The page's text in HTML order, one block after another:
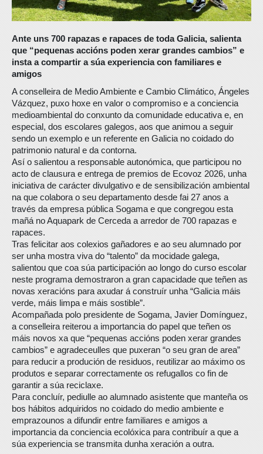
Ante uns 700 rapazas e rapaces de toda Galicia, salienta
que “pequenas accións poden xerar grandes cambios” e
insta a compartir a súa experiencia con familiares e
amigos
A conselleira de Medio Ambiente e Cambio Climático, Ángeles
Vázquez, puxo hoxe en valor o compromiso e a conciencia
medioambiental do conxunto da comunidade educativa e, en
especial, dos escolares galegos, aos que animou a seguir
sendo un exemplo e un referente en Galicia no coidado do
patrimonio natural e da contorna.
Así o salientou a responsable autonómica, que participou no
acto de clausura e entrega de premios de Ecovoz 2026, unha
iniciativa de carácter divulgativo e de sensibilización ambiental
na que colabora o seu departamento desde fai 27 anos a
través da empresa pública Sogama e que congregou esta
mañá no Aquapark de Cerceda a arredor de 700 rapazas e
rapaces.
Tras felicitar aos colexios gañadores e ao seu alumnado por
ser unha mostra viva do “talento” da mocidade galega,
salientou que coa súa participación ao longo do curso escolar
neste programa demostraron a gran capacidade que teñen as
novas xeracións para axudar á construír unha “Galicia máis
verde, máis limpa e máis sostible”.
Acompañada polo presidente de Sogama, Javier Domínguez,
a conselleira reiterou a importancia do papel que teñen os
máis novos xa que “pequenas accións poden xerar grandes
cambios” e agradeceulles que puxeran “o seu gran de area”
para reducir a produción de residuos, reutilizar ao máximo os
produtos e separar correctamente os refugallos co fin de
garantir a súa reciclaxe.
Para concluír, pediulle ao alumnado asistente que manteña os
bos hábitos adquiridos no coidado do medio ambiente e
emprazounos a difundir entre familiares e amigos a
importancia da conciencia ecolóxica para contribuír a que a
súa experiencia se transmita dunha xeración a outra.